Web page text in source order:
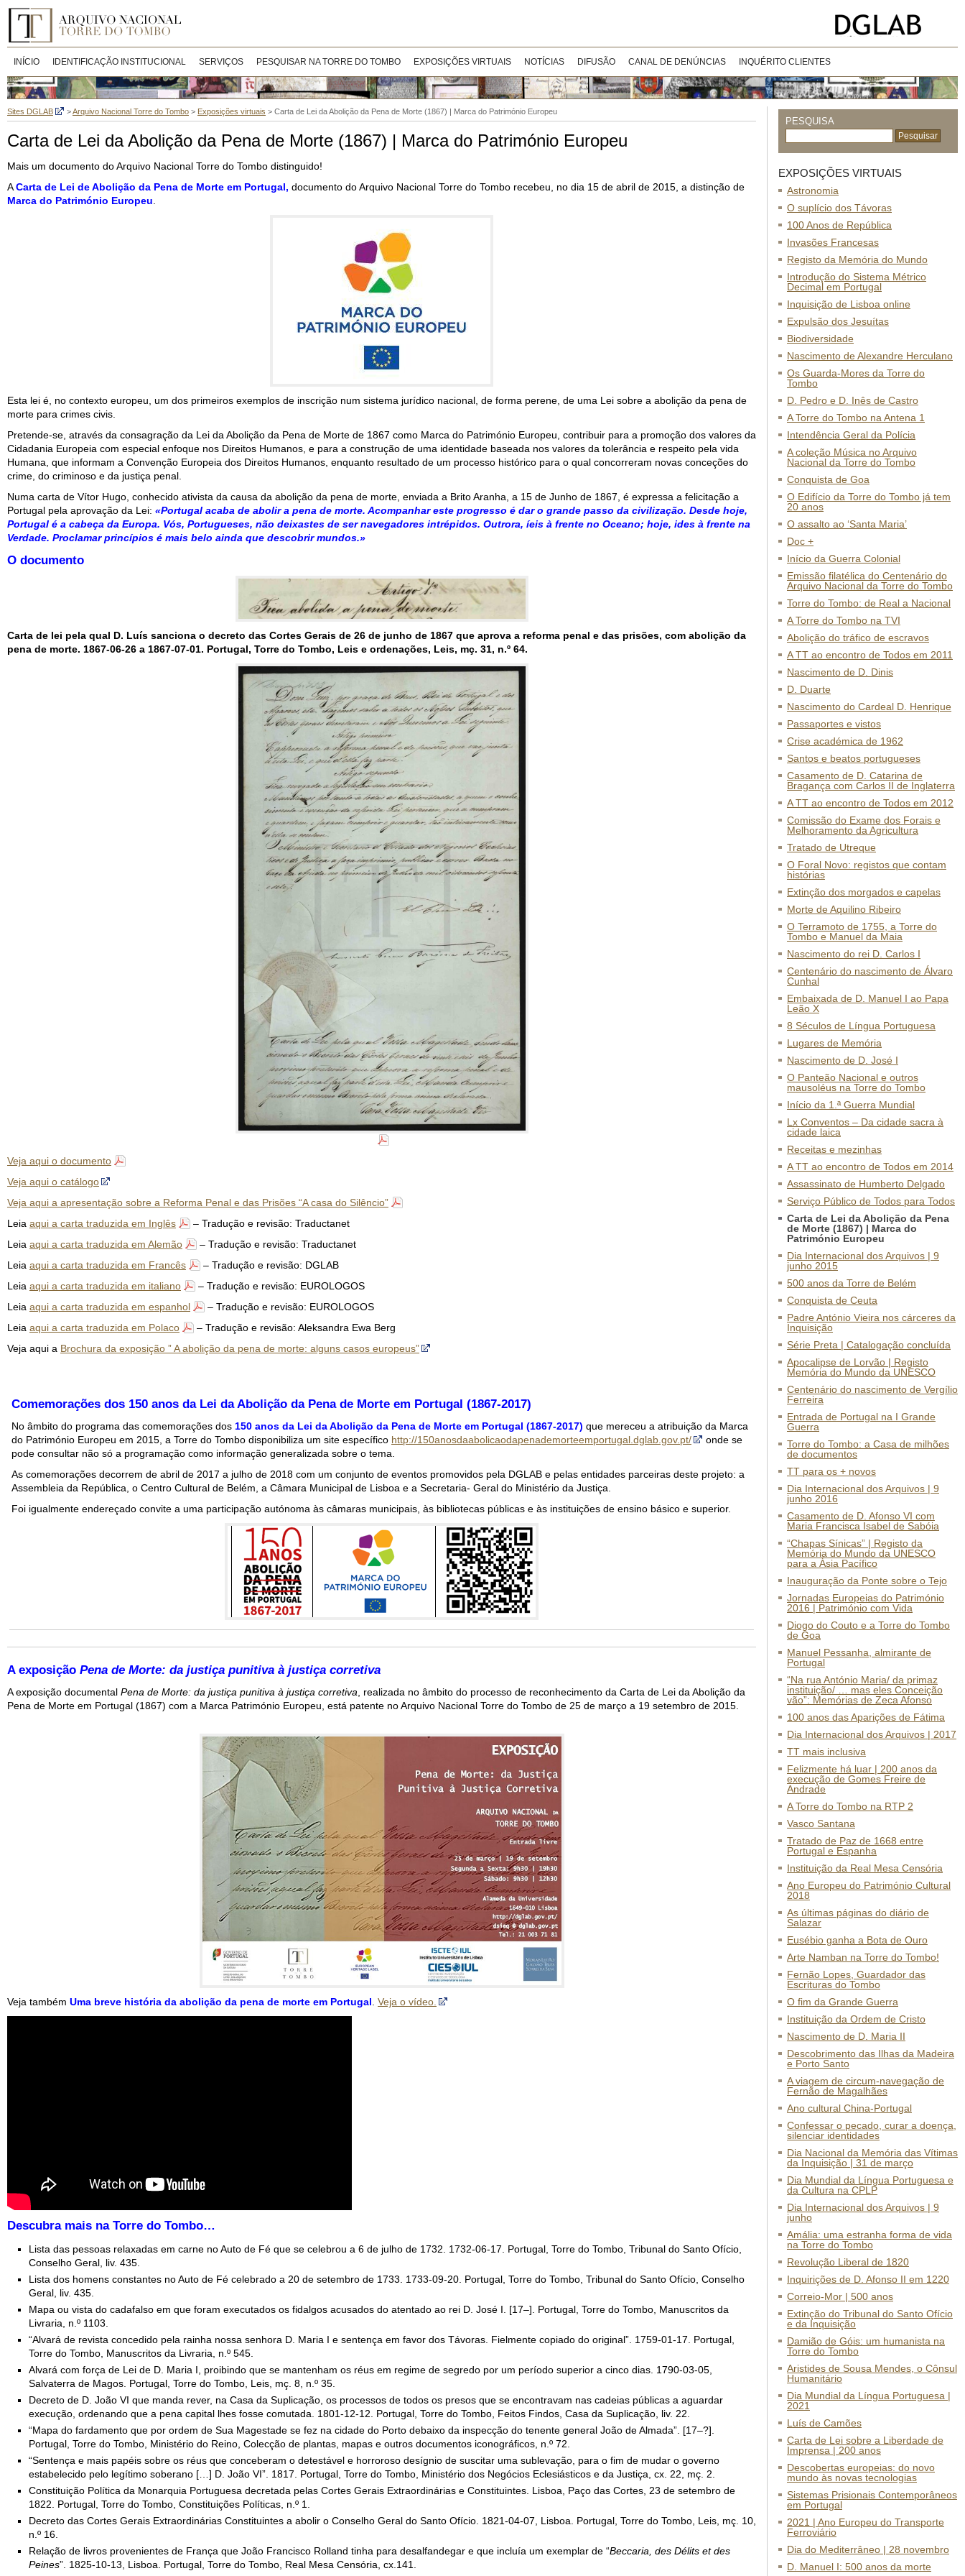
INÍCIO IDENTIFICAÇÃO INSTITUCIONAL SERVIÇOS PESQUISAR NA TORRE DO TOMBO EXPOSIÇÕES VIRTUAIS NOTÍCIAS DIFUSÃO CANAL DE DENÚNCIAS INQUÉRITO CLIENTES
Sites DGLAB >Arquivo Nacional Torre do Tombo > Exposições virtuais > Carta de Lei da Abolição da Pena de Morte (1867) | Marca do Património Europeu
Carta de Lei da Abolição da Pena de Morte (1867) | Marca do Património Europeu
Mais um documento do Arquivo Nacional Torre do Tombo distinguido!
ACarta de Lei de Abolição da Pena de Morte em Portugal, documento do Arquivo Nacional Torre do Tombo recebeu, no dia 15 de abril de 2015, a distinção de
Marca do Património Europeu
Esta lei é, no contexto europeu, um dos primeiros exemplos de inscrição num sistema jurídico nacional, de forma perene, de uma Lei sobre a abolição da pena de
morte para crimes civis.
Pretende-se, através da consagração da Lei da Abolição da Pena de Morte de 1867 como Marca do Património Europeu, contribuir para a promoção dos valores da
Cidadania Europeia com especial enfoque nos Direitos Humanos, e para a construção de uma identidade baseada nos valores da tolerância e respeito pela vida
Humana, que informam a Convenção Europeia dos Direitos Humanos, enquanto resultado de um processo histórico para o qual concorreram novas conceções do
crime, do criminoso e da justiça penal.
Numa carta de Vítor Hugo, conhecido ativista da causa da abolição da pena de morte, enviada a Brito Aranha, a 15 de Junho de 1867, é expressa a felicitação a
Portugal pela aprovação da Lei: «Portugal acaba de abolir a pena de morte. Acompanhar este progresso é dar o grande passo da civilização. Desde hoje,
Portugal é a cabeça da Europa. Vós, Portugueses, não deixastes de ser navegadores intrépidos. Outrora, íeis à frente no Oceano; hoje, ides à frente na
Verdade. Proclamar princípios é mais belo ainda que descobrir mundos.»
O documento
Carta de lei pela qual D. Luís sanciona o decreto das Cortes Gerais de 26 de junho de 1867 que aprova a reforma penal e das prisões, com abolição da
pena de morte. 1867-06-26 a 1867-07-01. Portugal, Torre do Tombo, Leis e ordenações, Leis, mç. 31, n.º 64.
Veja aqui o documento
Veja aqui o catálogo
Veja aqui a apresentação sobre a Reforma Penal e das Prisões “A casa do Silêncio”
Leia aqui a carta traduzida em Inglês
– Tradução e revisão: Traductanet
Leia aqui a carta traduzida em Alemão
– Tradução e revisão: Traductanet
Leia aqui a carta traduzida em Francês
– Tradução e revisão: DGLAB
Leia aqui a carta traduzida em italiano
– Tradução e revisão: EUROLOGOS
Leia aqui a carta traduzida em espanhol
– Tradução e revisão: EUROLOGOS
Leia aqui a carta traduzida em Polaco
– Tradução e revisão: Aleksandra Ewa Berg
Veja aqui a Brochura da exposição ” A abolição da pena de morte: alguns casos europeus”
Comemorações dos 150 anos da Lei da Abolição da Pena de Morte em Portugal (1867-2017)
No âmbito do programa das comemorações dos 150 anos da Lei da Abolição da Pena de Morte em Portugal (1867-2017) que mereceu a atribuição da Marca
do Património Europeu em 2015, a Torre do Tombo disponibiliza um site específico http://150anosdaabolicaodapenademorteemportugal.dglab.gov.pt/
onde se
pode consultar não só a programação como informação generalizada sobre o tema.
As comemorações decorrem de abril de 2017 a julho de 2018 com um conjunto de eventos promovidos pela DGLAB e pelas entidades parceiras deste projeto: a
Assembleia da República, o Centro Cultural de Belém, a Câmara Municipal de Lisboa e a Secretaria- Geral do Ministério da Justiça.
Foi igualmente endereçado convite a uma participação autónoma às câmaras municipais, às bibliotecas públicas e às instituições de ensino básico e superior.
A exposição Pena de Morte: da justiça punitiva à justiça corretiva
A exposição documental Pena de Morte: da justiça punitiva à justiça corretiva , realizada no âmbito do processo de reconhecimento da Carta de Lei da Abolição da
Pena de Morte em Portugal (1867) com a Marca Património Europeu, está patente no Arquivo Nacional Torre do Tombo de 25 de março a 19 setembro de 2015.
Veja também Uma breve história da abolição da pena de morte em Portugal Veja o vídeo.
Descubra mais na Torre do Tombo…
Lista das pessoas relaxadas em carne no Auto de Fé que se celebrou a 6 de julho de 1732. 1732-06-17. Portugal, Torre do Tombo, Tribunal do Santo Ofício,
Conselho Geral, liv. 435.
Lista dos homens constantes no Auto de Fé celebrado a 20 de setembro de 1733. 1733-09-20. Portugal, Torre do Tombo, Tribunal do Santo Ofício, Conselho
Geral, liv. 435.
Mapa ou vista do cadafalso em que foram executados os fidalgos acusados do atentado ao rei D. José I. [17–]. Portugal, Torre do Tombo, Manuscritos da
Livraria, n.º 1103.
“Alvará de revista concedido pela rainha nossa senhora D. Maria I e sentença em favor dos Távoras. Fielmente copiado do original”. 1759-01-17. Portugal,
Torre do Tombo, Manuscritos da Livraria, n.º 545.
Alvará com força de Lei de D. Maria I, proibindo que se mantenham os réus em regime de segredo por um período superior a cinco dias. 1790-03-05,
Salvaterra de Magos. Portugal, Torre do Tombo, Leis, mç. 8, n.º 35.
Decreto de D. João VI que manda rever, na Casa da Suplicação, os processos de todos os presos que se encontravam nas cadeias públicas a aguardar
execução, ordenando que a pena capital lhes fosse comutada. 1801-12-12. Portugal, Torre do Tombo, Feitos Findos, Casa da Suplicação, liv. 22.
“Mapa do fardamento que por ordem de Sua Magestade se fez na cidade do Porto debaixo da inspecção do tenente general João de Almada”. [17–?].
Portugal, Torre do Tombo, Ministério do Reino, Colecção de plantas, mapas e outros documentos iconográficos, n.º 72.
“Sentença e mais papéis sobre os réus que conceberam o detestável e horroroso desígnio de suscitar uma sublevação, para o fim de mudar o governo
estabelecido pelo legítimo soberano […] D. João VI”. 1817. Portugal, Torre do Tombo, Ministério dos Negócios Eclesiásticos e da Justiça, cx. 22, mç. 2.
Constituição Política da Monarquia Portuguesa decretada pelas Cortes Gerais Extraordinárias e Constituintes. Lisboa, Paço das Cortes, 23 de setembro de
1822. Portugal, Torre do Tombo, Constituições Políticas, n.º 1.
Decreto das Cortes Gerais Extraordinárias Constituintes a abolir o Conselho Geral do Santo Ofício. 1821-04-07, Lisboa. Portugal, Torre do Tombo, Leis, mç. 10,
n.º 16.
Relação de livros provenientes de França que João Francisco Rolland tinha para desalfandegar e que incluía um exemplar de “Beccaria, des Délits et des
Peines”. 1825-10-13, Lisboa. Portugal, Torre do Tombo, Real Mesa Censória, cx.141.
PESQUISA
EXPOSIÇÕES VIRTUAIS
Astronomia
O suplício dos Távoras
100 Anos de República
Invasões Francesas
Registo da Memória do Mundo
Introdução do Sistema Métrico
Decimal em Portugal
Inquisição de Lisboa online
Expulsão dos Jesuítas
Biodiversidade
Nascimento de Alexandre Herculano
Os Guarda-Mores da Torre do
Tombo
D. Pedro e D. Inês de Castro
A Torre do Tombo na Antena 1
Intendência Geral da Polícia
A coleção Música no Arquivo
Nacional da Torre do Tombo
Conquista de Goa
O Edifício da Torre do Tombo já tem
20 anos
O assalto ao ‘Santa Maria’
Doc +
Início da Guerra Colonial
Emissão filatélica do Centenário do
Arquivo Nacional da Torre do Tombo
Torre do Tombo: de Real a Nacional
A Torre do Tombo na TVI
Abolição do tráfico de escravos
A TT ao encontro de Todos em 2011
Nascimento de D. Dinis
D. Duarte
Nascimento do Cardeal D. Henrique
Passaportes e vistos
Crise académica de 1962
Santos e beatos portugueses
Casamento de D. Catarina de
Bragança com Carlos II de Inglaterra
A TT ao encontro de Todos em 2012
Comissão do Exame dos Forais e
Melhoramento da Agricultura
Tratado de Utreque
O Foral Novo: registos que contam
histórias
Extinção dos morgados e capelas
Morte de Aquilino Ribeiro
O Terramoto de 1755, a Torre do
Tombo e Manuel da Maia
Nascimento do rei D. Carlos I
Centenário do nascimento de Álvaro
Cunhal
Embaixada de D. Manuel I ao Papa
Leão X
8 Séculos de Língua Portuguesa
Lugares de Memória
Nascimento de D. José I
O Panteão Nacional e outros
mausoléus na Torre do Tombo
Início da 1.ª Guerra Mundial
Lx Conventos – Da cidade sacra à
cidade laica
Receitas e mezinhas
A TT ao encontro de Todos em 2014
Assassinato de Humberto Delgado
Serviço Público de Todos para Todos
Carta de Lei da Abolição da Pena
de Morte (1867) | Marca do
Património Europeu
Dia Internacional dos Arquivos | 9
junho 2015
500 anos da Torre de Belém
Conquista de Ceuta
Padre António Vieira nos cárceres da
Inquisição
Série Preta | Catalogação concluída
Apocalipse de Lorvão | Registo
Memória do Mundo da UNESCO
Centenário do nascimento de Vergílio
Ferreira
Entrada de Portugal na I Grande
Guerra
Torre do Tombo: a Casa de milhões
de documentos
TT para os + novos
Dia Internacional dos Arquivos | 9
junho 2016
Casamento de D. Afonso VI com
Maria Francisca Isabel de Sabóia
“Chapas Sínicas” | Registo da
Memória do Mundo da UNESCO
para a Ásia Pacífico
Inauguração da Ponte sobre o Tejo
Jornadas Europeias do Património
2016 | Património com Vida
Diogo do Couto e a Torre do Tombo
de Goa
Manuel Pessanha, almirante de
Portugal
“Na rua António Maria/ da primaz
instituição/ … mas eles Conceição
vão”: Memórias de Zeca Afonso
100 anos das Aparições de Fátima
Dia Internacional dos Arquivos | 2017
TT mais inclusiva
Felizmente há luar | 200 anos da
execução de Gomes Freire de
Andrade
A Torre do Tombo na RTP 2
Vasco Santana
Tratado de Paz de 1668 entre
Portugal e Espanha
Instituição da Real Mesa Censória
Ano Europeu do Património Cultural
2018
As últimas páginas do diário de
Salazar
Eusébio ganha a Bota de Ouro
Arte Namban na Torre do Tombo!
Fernão Lopes, Guardador das
Escrituras do Tombo
O fim da Grande Guerra
Instituição da Ordem de Cristo
Nascimento de D. Maria II
Descobrimento das Ilhas da Madeira
e Porto Santo
A viagem de circum-navegação de
Fernão de Magalhães
Ano cultural China-Portugal
Confessar o pecado, curar a doença,
silenciar identidades
Dia Nacional da Memória das Vítimas
da Inquisição | 31 de março
Dia Mundial da Língua Portuguesa e
da Cultura na CPLP
Dia Internacional dos Arquivos | 9
junho
Amália: uma estranha forma de vida
na Torre do Tombo
Revolução Liberal de 1820
Inquirições de D. Afonso II em 1220
Correio-Mor | 500 anos
Extinção do Tribunal do Santo Ofício
e da Inquisição
Damião de Góis: um humanista na
Torre do Tombo
Aristides de Sousa Mendes, o Cônsul
Humanitário
Dia Mundial da Língua Portuguesa |
2021
Luís de Camões
Carta de Lei sobre a Liberdade de
Imprensa | 200 anos
Descobertas europeias: do novo
mundo às novas tecnologias
Sistemas Prisionais Contemporâneos
em Portugal
2021 | Ano Europeu do Transporte
Ferroviário
Dia do Mediterrâneo | 28 novembro
D. Manuel I: 500 anos da morte